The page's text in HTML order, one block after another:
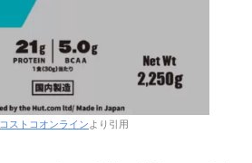
コストコオンライン より引用